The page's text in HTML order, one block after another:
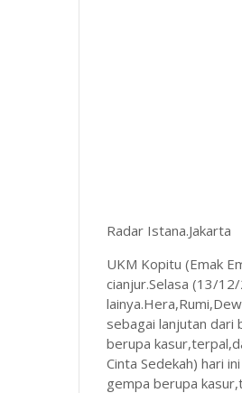
Radar Istana.Jakarta
UKM Kopitu (Emak
cianjur.Selasa (13/
sebagai lanjutan dari
berupa
Cinta Sedekah) hari
gempa berupa